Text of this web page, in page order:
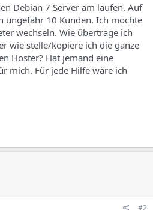
Debian 7 Server am laufen. Auf
ungefähr 10 Kunden. Ich möchte
wechseln. Wie übertrage ich
wie stelle/kopiere ich die ganze
Hoster? Hat jemand eine
mich. Für jede Hilfe wäre ich
#2